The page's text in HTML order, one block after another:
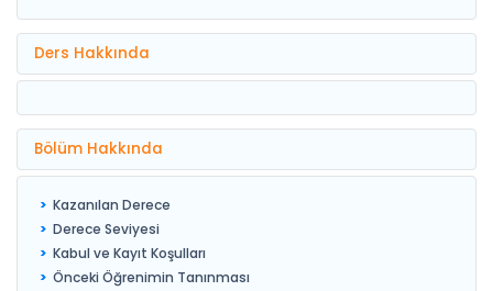
Ders Hakkında
Bölüm Hakkında
Kazanılan Derece
Derece Seviyesi
Kabul ve Kayıt Koşulları
Önceki Öğrenimin Tanınması